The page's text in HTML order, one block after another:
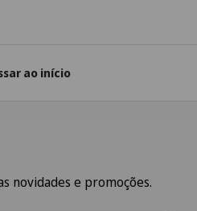
ao início
novidades e promoções.